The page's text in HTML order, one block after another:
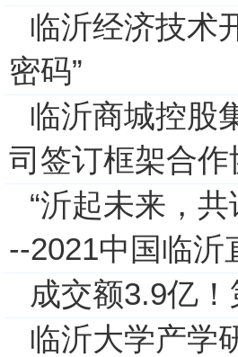
临沂经济技术
密码”
临沂商城控股
司签订框架合作
“沂起未来，
--2021中国临沂
成交额3.9亿
临沂大学产学